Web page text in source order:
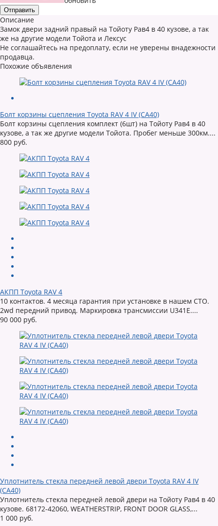
Описание
Замок двери задний правый на Тойоту Рав4 в 40 кузове, а так
же на другие модели Тойота и Лексус
Не соглашайтесь на предоплату, если не уверены внадежности
продавца.
Похожие объявления
Болт корзины сцепления Toyota RAV 4 IV (CA40)
Болт корзины сцепления комплект (6шт) на Тойоту Рав4 в 40
кузове, а так же другие модели Тойота. Пробег меньше 300км....
800 руб.
АКПП Toyota RAV 4
10 контактов. 4 месяца гарантия при установке в нашем СТО.
2wd передний привод. Маркировка трансмиссии U341E....
90 000 руб.
Уплотнитель стекла передней левой двери Toyota RAV 4 IV
(CA40)
Уплотнитель стекла передней левой двери на Тойоту Рав4 в 40
кузове. 68172-42060, WEATHERSTRIP, FRONT DOOR GLASS,...
1 000 руб.